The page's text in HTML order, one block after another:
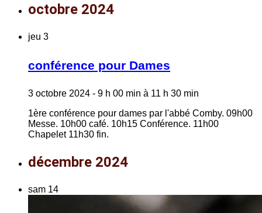
octobre 2024
jeu 3
conférence pour Dames
3 octobre 2024 - 9 h 00 min à 11 h 30 min
1ère conférence pour dames par l'abbé Comby. 09h00
Messe. 10h00 café. 10h15 Conférence. 11h00
Chapelet 11h30 fin.
décembre 2024
sam 14